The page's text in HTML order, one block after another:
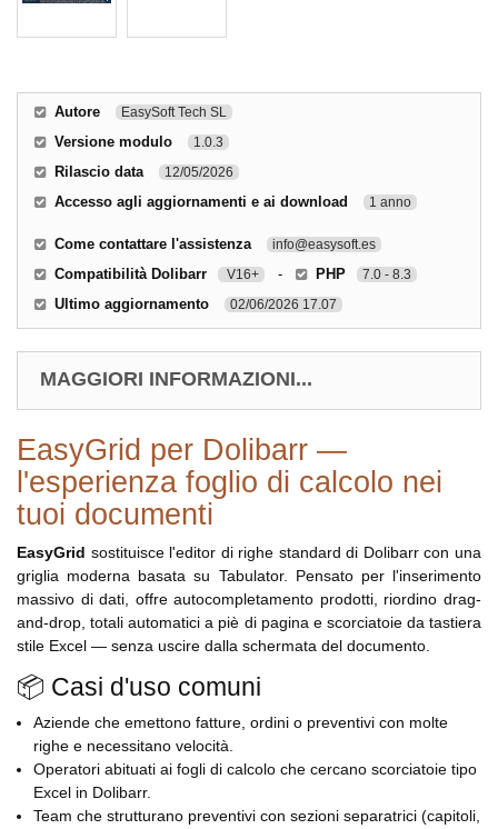
Autore EasySoft Tech SL
Versione modulo 1.0.3
Rilascio data 12/05/2026
Accesso agli aggiornamenti e ai download 1 anno
Come contattare l'assistenza info@easysoft.es
Compatibilità Dolibarr V16+ - PHP 7.0 - 8.3
Ultimo aggiornamento 02/06/2026 17.07
MAGGIORI INFORMAZIONI...
EasyGrid per Dolibarr —
l'esperienza foglio di calcolo nei
tuoi documenti
EasyGrid sostituisce l'editor di righe standard di Dolibarr con una
griglia moderna basata su Tabulator. Pensato per l'inserimento
massivo di dati, offre autocompletamento prodotti, riordino drag-
and-drop, totali automatici a piè di pagina e scorciatoie da tastiera
stile Excel — senza uscire dalla schermata del documento.
📦 Casi d'uso comuni
Aziende che emettono fatture, ordini o preventivi con molte
righe e necessitano velocità.
Operatori abituati ai fogli di calcolo che cercano scorciatoie tipo
Excel in Dolibarr.
Team che strutturano preventivi con sezioni separatrici (capitoli,